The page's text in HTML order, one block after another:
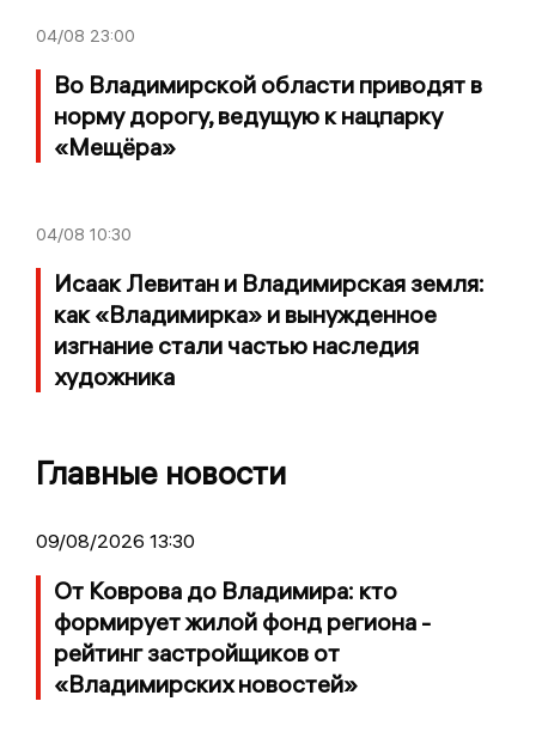
04/08 23:00
Во Владимирской области приводят в
норму дорогу, ведущую к нацпарку
«Мещёра»
04/08 10:30
Исаак Левитан и Владимирская земля:
как «Владимирка» и вынужденное
изгнание стали частью наследия
художника
Главные новости
09/08/2026 13:30
От Коврова до Владимира: кто
формирует жилой фонд региона -
рейтинг застройщиков от
«Владимирских новостей»